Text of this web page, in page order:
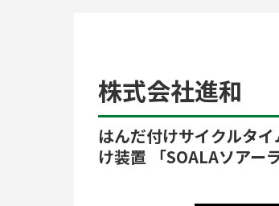
株式会社進和
はんだ付けサイクルタ
け装置 「SOALAソアーラ